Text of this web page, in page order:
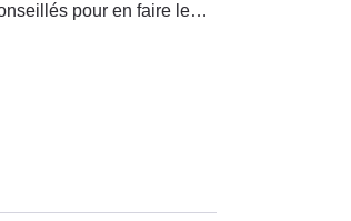
pour en faire le